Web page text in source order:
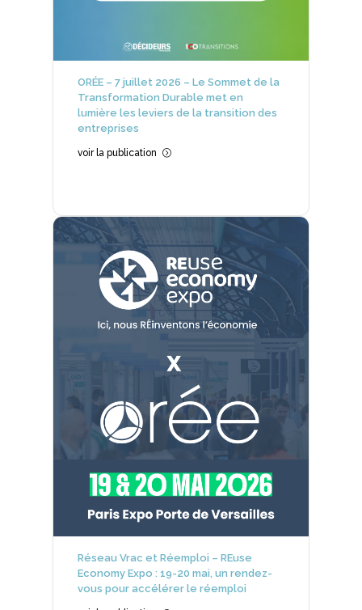
ORÉE – 7 juillet 2026 – Le Sommet de la
Transformation Durable met en
lumière les leviers de la transition des
entreprises
voir la publication =
Réseau Vrac et Réemploi – REuse
Economy Expo : 19-20 mai, un rendez-
vous pour accélérer le réemploi